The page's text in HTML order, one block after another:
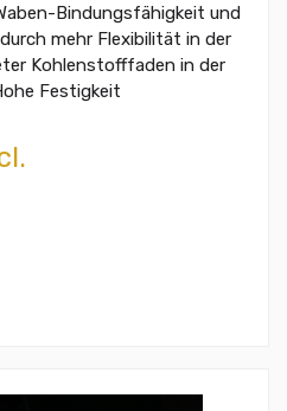
Bindungsfähigkeit und
mehr Flexibilität in der
Kohlenstofffaden in der
Festigkeit